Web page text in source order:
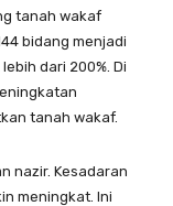
tanah wakaf
bidang menjadi
dari 200%. Di
tanah wakaf.
nazir. Kesadaran
meningkat. Ini